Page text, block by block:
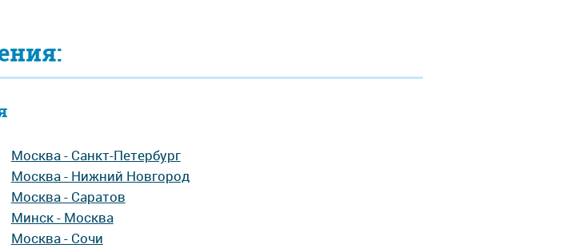
Москва - Санкт-Петербург
Москва - Нижний Новгород
Москва - Саратов
Минск - Москва
Москва - Сочи